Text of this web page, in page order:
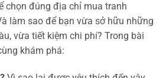
chọn đúng địa chỉ mua tranh
làm sao để bạn vừa sở hữu những
vừa tiết kiệm chi phí? Trong bài
khám phá: